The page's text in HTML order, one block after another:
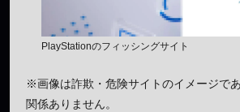
PlayStationのフィッシングサイト
※画像は詐欺・危険サイトのイメージで
関係ありません。